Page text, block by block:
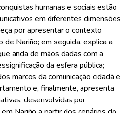
humanas e sociais estão
em diferentes dimensões
por apresentar o contexto
Nariño; em seguida, explica a
anda de mãos dadas com a
da esfera pública;
marcos da comunicação cidadã e
e, finalmente, apresenta
desenvolvidas por